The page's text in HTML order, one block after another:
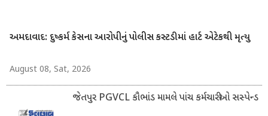
અમદાવાદ: દુષ્કર્મ કેસના આરોપીનું પોલીસ કસ્ટડીમાં હાર્ટ એટેકથી મૃત્યુ
August 08, Sat, 2026
જેતપુર PGVCL કૌભાંડ મામલે પાંચ કર્મચારીઓ સસ્પેન્ડ